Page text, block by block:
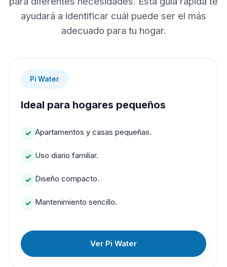
ayudará a identificar cuál puede ser el más
adecuado para tu hogar.
Pi Water
Ideal para hogares pequeños
Apartamentos y casas pequeñas.
Uso diario familiar.
Diseño compacto.
Mantenimiento sencillo.
Ver Pi Water